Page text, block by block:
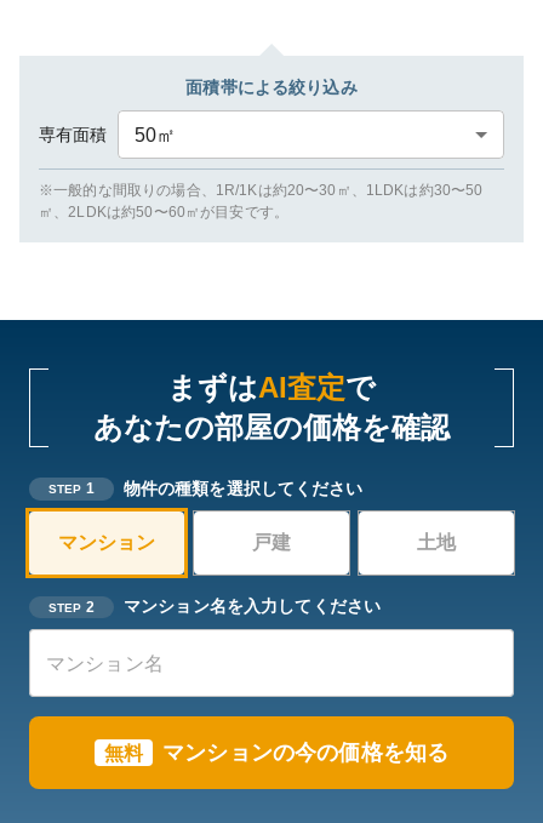
面積帯による絞り込み
専有面積 50㎡
※一般的な間取りの場合、1R/1Kは約20〜30㎡、1LDKは約30〜50
㎡、2LDKは約50〜60㎡が目安です。
まずはAI査定で
あなたの部屋の価格を確認
STEP 1 物件の種類を選択してください
マンション 戸建 土地
STEP 2 マンション名を入力してください
無料 マンションの今の価格を知る